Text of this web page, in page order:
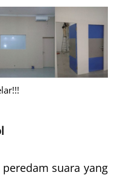
suara yang